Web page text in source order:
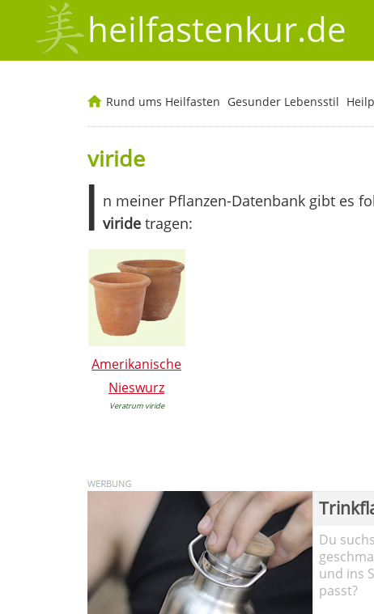
heilfastenkur.de
Rund ums Heilfasten Gesunder Lebensstil
viride
I n meiner Pflanzen-Datenbank gibt es
viridetragen:
Amerikanische
Nieswurz
Veratrum viride
Du
und ins
passt?